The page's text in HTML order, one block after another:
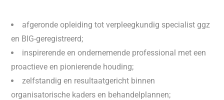
afgeronde opleiding tot verpleegkundig specialist ggz
en BIG-geregistreerd;
inspirerende en ondernemende professional met een
proactieve en pionierende houding;
zelfstandig en resultaatgericht binnen
organisatorische kaders en behandelplannen;